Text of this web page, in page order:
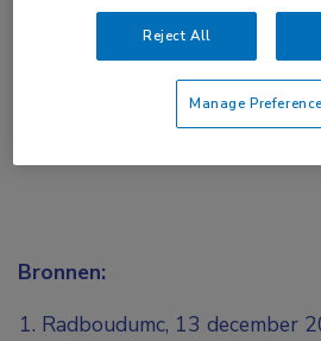
Login ofAccount
Bronnen:
Radboudumc, 13 december
Reject All
Manage